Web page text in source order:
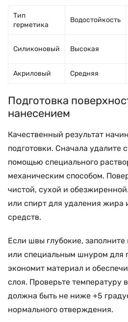
Тип
герметика
Водостойкость
Силиконовый Высокая
Акриловый Средняя
Подготовка
нанесением
Качественный результат
подготовки. Сначала удалите
помощью специального
механическим способом.
чистой, сухой и
или спирт для удаления жира
средств.
Если швы глубокие,
или специальным шнуром для
экономит материал и
слоя. Проверьте температуру
должна быть не ниже +5
нормального отверждения.